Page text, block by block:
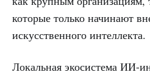
которые только начинают
искусственного интеллекта.
Локальная экосистема ИИ-